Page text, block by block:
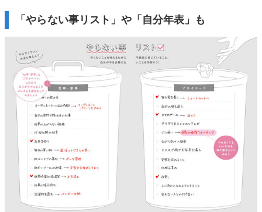
「やらない事リスト」や「自分年表」も